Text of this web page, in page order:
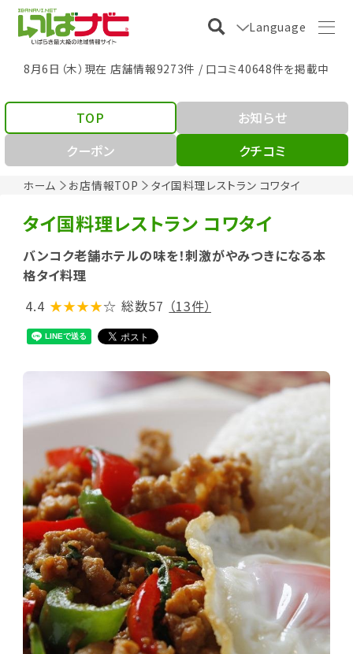
Language
8月6日（木）現在 店舗情報9273件 / 口コミ40648件を掲載中
ホーム お店情報TOP タイ国料理レストラン コワタイ
TOP
お知らせ
クーポン
クチコミ
タイ国料理レストラン コワタイ
バンコク老舗ホテルの味を！刺激がやみつきになる本
格タイ料理
4.4 ★★★★☆ 総数57 （13件）